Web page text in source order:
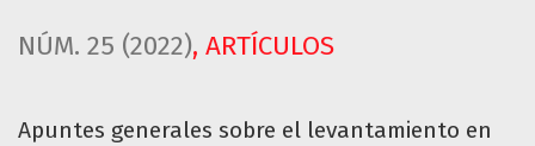
NÚM. 25 (2022), ARTÍCULOS
Apuntes generales sobre el levantamiento en